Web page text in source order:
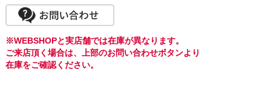
※WEBSHOPと実店舗では在庫が異なります。
ご来店頂く場合は、上部のお問い合わせボタンより
在庫をご確認ください。